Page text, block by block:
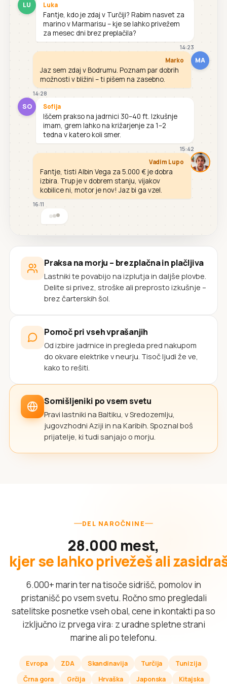
LU Luka
Fantje, kdo je zdaj v Turčiji? Rabim nasvet za
marino v Marmarisu – kje se lahko privežem
za mesec dni brez preplačila?
14:23
MA
Marko
Jaz sem zdaj v Bodrumu. Poznam par dobrih
možnosti v bližini – ti pišem na zasebno.
14:28
SO Sofija
Iščem prakso na jadrnici 30–40 ft. Izkušnje
imam, grem lahko na križarjenje za 1–2
tedna v katero koli smer.
15:42
Vadim Lupo
Fantje, tisti Albin Vega za 5.000 € je dobra
izbira. Trup je v dobrem stanju, vijakov
kobilice ni, motor je nov! Jaz bi ga vzel.
16:11
Praksa na morju – brezplačna in plačljiva
Lastniki te povabijo na izplutja in daljše plovbe.
Delite si privez, stroške ali preprosto izkušnje –
brez čarterskih šol.
Pomoč pri vseh vprašanjih
Od izbire jadrnice in pregleda pred nakupom
do okvare elektrike v neurju. Tisoč ljudi že ve,
kako to rešiti.
Somišljeniki po vsem svetu
Pravi lastniki na Baltiku, v Sredozemlju,
jugovzhodni Aziji in na Karibih. Spoznal boš
prijatelje, ki tudi sanjajo o morju.
DEL NAROČNINE
28.000 mest,
kjer se lahko privežeš ali
6.000+ marin ter na tisoče sidrišč, pomolov in
pristanišč po vsem svetu. Ročno smo pregledali
satelitske posnetke vseh obal, cene in kontakti pa so
izključno iz prvega vira: z uradne spletne strani
marine ali po telefonu.
Evropa ZDA Skandinavija Turčija
Tunizija
Črna gora
Grčija Hrvaška Japonska
Kitajska